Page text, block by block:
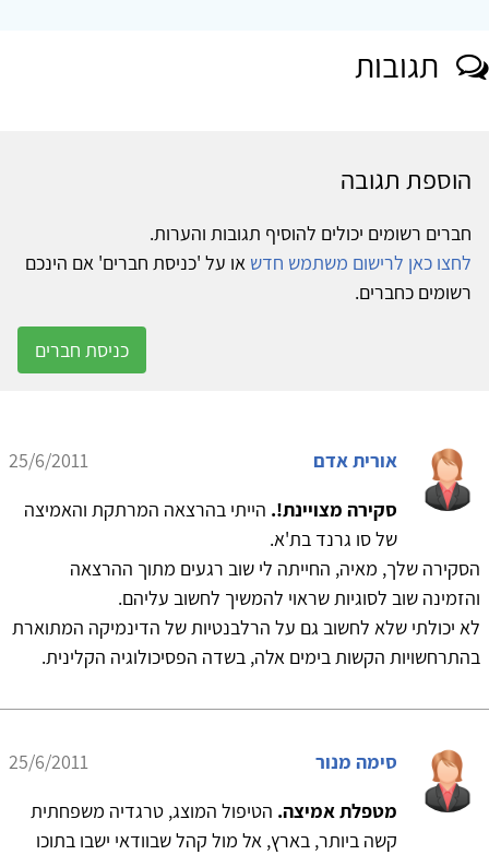
תגובות
הוספת תגובה
חברים רשומים יכולים להוסיף תגובות והערות.
לחצו כאן לרישום משתמש חדש או על 'כניסת חברים' אם הינכם
רשומים כחברים.
כניסת חברים
אורית אדם
25/6/2011
סקירה מצויינת!. הייתי בהרצאה המרתקת והאמיצה
של סו גרנד בת'א.
הסקירה שלך, מאיה, החייתה לי שוב רגעים מתוך ההרצאה
והזמינה שוב לסוגיות שראוי להמשיך לחשוב עליהם.
לא יכולתי שלא לחשוב גם על הרלבנטיות של הדינמיקה המתוארת
בהתרחשויות הקשות בימים אלה, בשדה הפסיכולוגיה הקלינית.
סימה מנור
25/6/2011
מטפלת אמיצה. הטיפול המוצג, טרגדיה משפחתית
קשה ביותר, בארץ, אל מול קהל שבוודאי ישבו בתוכו